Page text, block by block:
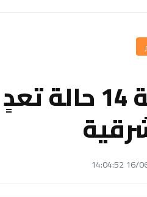
إزالة 14